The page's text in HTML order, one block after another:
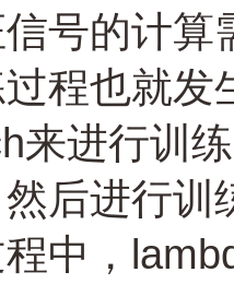
号的计
程也就发
来进行训
后进行训
中，